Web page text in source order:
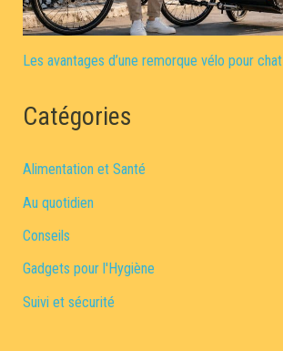
Les avantages d’une remorque vélo pour chat
Catégories
Alimentation et Santé
Au quotidien
Conseils
Gadgets pour l'Hygiène
Suivi et sécurité